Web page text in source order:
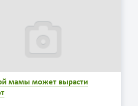
мамы может вырасти